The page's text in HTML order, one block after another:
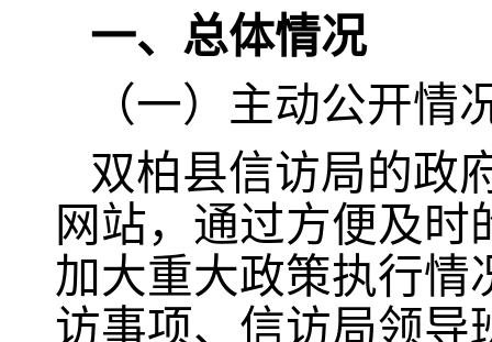
一、总体情况
（一）主动公开情
双柏县信访局的政
网站，通过方便及
加大重大政策执行情
访事项、信访局领导